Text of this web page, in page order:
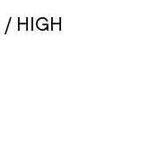
/ HIGH